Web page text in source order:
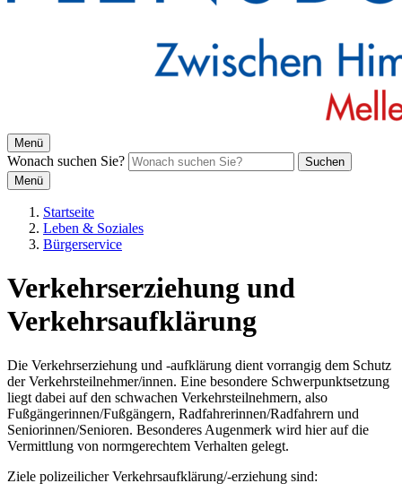
Menü
Wonach suchen Sie?
Suchen
Menü
Startseite
Leben & Soziales
Bürgerservice
Verkehrserziehung und
Verkehrsaufklärung
Die Verkehrserziehung und -aufklärung dient vorrangig dem Schutz
der Verkehrsteilnehmer/innen. Eine besondere Schwerpunktsetzung
liegt dabei auf den schwachen Verkehrsteilnehmern, also
Fußgängerinnen/Fußgängern, Radfahrerinnen/Radfahrern und
Seniorinnen/Senioren. Besonderes Augenmerk wird hier auf die
Vermittlung von normgerechtem Verhalten gelegt.
Ziele polizeilicher Verkehrsaufklärung/-erziehung sind: